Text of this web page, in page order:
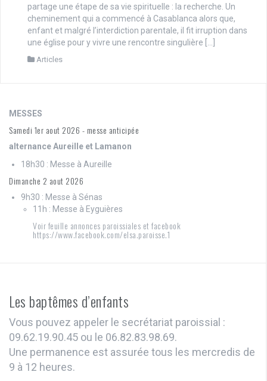
partage une étape de sa vie spirituelle : la recherche. Un
cheminement qui a commencé à Casablanca alors que,
enfant et malgré l’interdiction parentale, il fit irruption dans
une église pour y vivre une rencontre singulière […]
Articles
MESSES
Samedi 1er aout 2026 - messe anticipée
alternance Aureille et Lamanon
18h30 : Messe à Aureille
Dimanche 2 aout 2026
9h30 : Messe à Sénas
11h : Messe à Eyguières
Voir feuille annonces paroissiales et facebook
https://www.facebook.com/elsa.paroisse.1
Les baptêmes d’enfants
Vous pouvez appeler le secrétariat paroissial :
09.62.19.90.45 ou le 06.82.83.98.69.
Une permanence est assurée tous les mercredis de
9 à 12 heures.